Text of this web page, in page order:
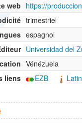
web https://
trimestriel
espagnol
Universidad del
Vénézuela
liens
EZB